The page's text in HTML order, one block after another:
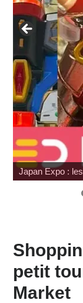
petit
Market